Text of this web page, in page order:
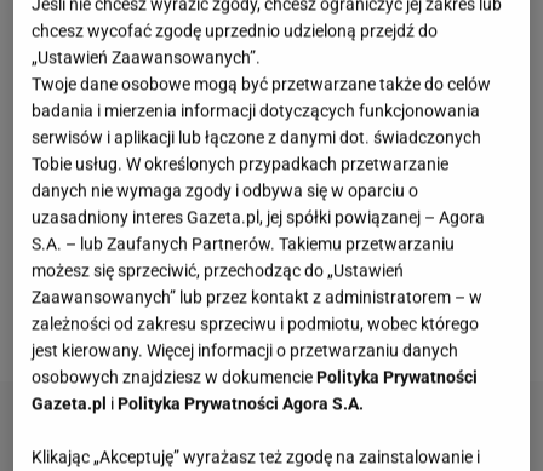
Marcelina Zawadzkajest bardzo zapracowana. Co
chwila biega z projektu, na projekt. Po drodze
nagrała już wiosenną ramówkę dla TVP2 oraz
zaliczyła też Rajd Dakar. Fani zwrócili też uwagę, że
gwiazda dosyć schudła, ale najwidoczniej to efekt
intensywnych dni. Ostatnio wstawiła fotkę imprezy
Telekamery 2020, na którą założyła niebanalny
kombinezon. Kreacja zachwyciła fanów. Trzeba
przyznać, że Zawadzka wygląda świetnie.
Jeśli nie chcesz wyrazić zgody, chcesz ograniczyć jej zakres lub
chcesz wycofać zgodę uprzednio udzieloną przejdź do
„Ustawień Zaawansowanych”.
Twoje dane osobowe mogą być przetwarzane także do celów
badania i mierzenia informacji dotyczących funkcjonowania
serwisów i aplikacji lub łączone z danymi dot. świadczonych
Tobie usług. W określonych przypadkach przetwarzanie
danych nie wymaga zgody i odbywa się w oparciu o
uzasadniony interes Gazeta.pl, jej spółki powiązanej – Agora
S.A. – lub Zaufanych Partnerów. Takiemu przetwarzaniu
możesz się sprzeciwić, przechodząc do „Ustawień
Zaawansowanych” lub przez kontakt z administratorem – w
zależności od zakresu sprzeciwu i podmiotu, wobec którego
jest kierowany. Więcej informacji o przetwarzaniu danych
osobowych znajdziesz w dokumencie Polityka Prywatności
Gazeta.pl i Polityka Prywatności Agora S.A.
Klikając „Akceptuję” wyrażasz też zgodę na zainstalowanie i